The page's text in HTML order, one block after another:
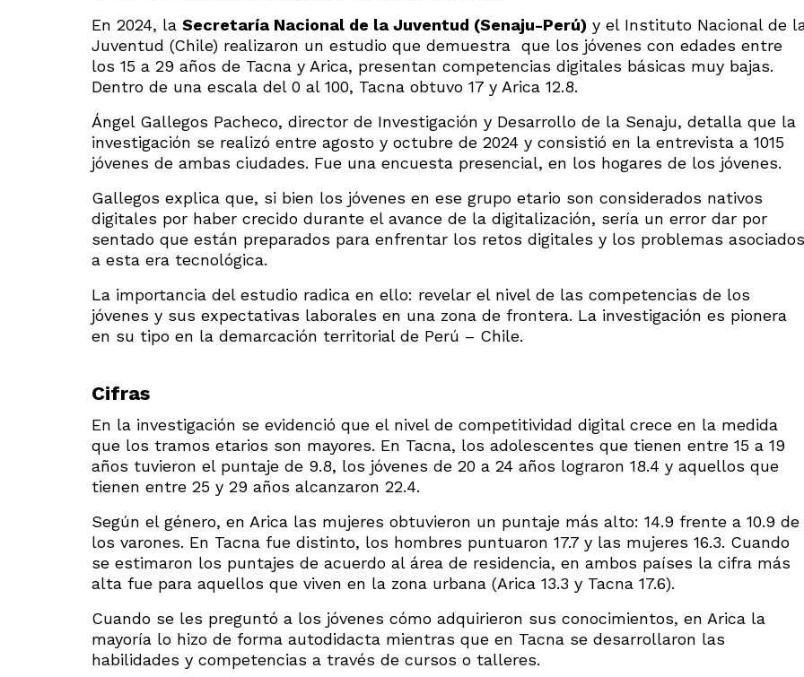
En 2024, la Secretaría Nacional de la Juventud (Senaju-Perú) y el Instituto Nacional de
Juventud (Chile) realizaron un estudio que demuestra que los jóvenes con edades entre
los 15 a 29 años de Tacna y Arica, presentan competencias digitales básicas muy bajas.
Dentro de una escala del 0 al 100, Tacna obtuvo 17 y Arica 12.8.
Ángel Gallegos Pacheco, director de Investigación y Desarrollo de la Senaju, detalla que la
investigación se realizó entre agosto y octubre de 2024 y consistió en la entrevista a 1015
jóvenes de ambas ciudades. Fue una encuesta presencial, en los hogares de los jóvenes.
Gallegos explica que, si bien los jóvenes en ese grupo etario son considerados nativos
digitales por haber crecido durante el avance de la digitalización, sería un error dar por
sentado que están preparados para enfrentar los retos digitales y los problemas asociados
a esta era tecnológica.
La importancia del estudio radica en ello: revelar el nivel de las competencias de los
jóvenes y sus expectativas laborales en una zona de frontera. La investigación es pionera
en su tipo en la demarcación territorial de Perú – Chile.
Cifras
En la investigación se evidenció que el nivel de competitividad digital crece en la medida
que los tramos etarios son mayores. En Tacna, los adolescentes que tienen entre 15 a 19
años tuvieron el puntaje de 9.8, los jóvenes de 20 a 24 años lograron 18.4 y aquellos que
tienen entre 25 y 29 años alcanzaron 22.4.
Según el género, en Arica las mujeres obtuvieron un puntaje más alto: 14.9 frente a 10.9 de
los varones. En Tacna fue distinto, los hombres puntuaron 17.7 y las mujeres 16.3. Cuando
se estimaron los puntajes de acuerdo al área de residencia, en ambos países la cifra más
alta fue para aquellos que viven en la zona urbana (Arica 13.3 y Tacna 17.6).
Cuando se les preguntó a los jóvenes cómo adquirieron sus conocimientos, en Arica la
mayoría lo hizo de forma autodidacta mientras que en Tacna se desarrollaron las
habilidades y competencias a través de cursos o talleres.